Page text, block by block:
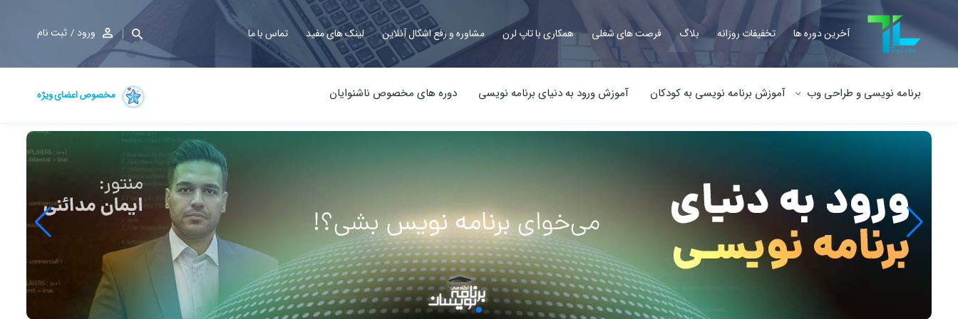
آخرین دوره ها تخفیفات روزانه بلاگ فرصت های شغلی همکاری با تاپ لرن مشاوره و رفع اشکال آنلاین لینک های مفید تماس با ما ورود ثبت نام
برنامه نویسی و طراحی وب آموزش برنامه نویسی به کودکان آموزش ورود به دنیای برنامه نویسی دوره های مخصوص ناشنوایان مخصوص اعضای ویژه